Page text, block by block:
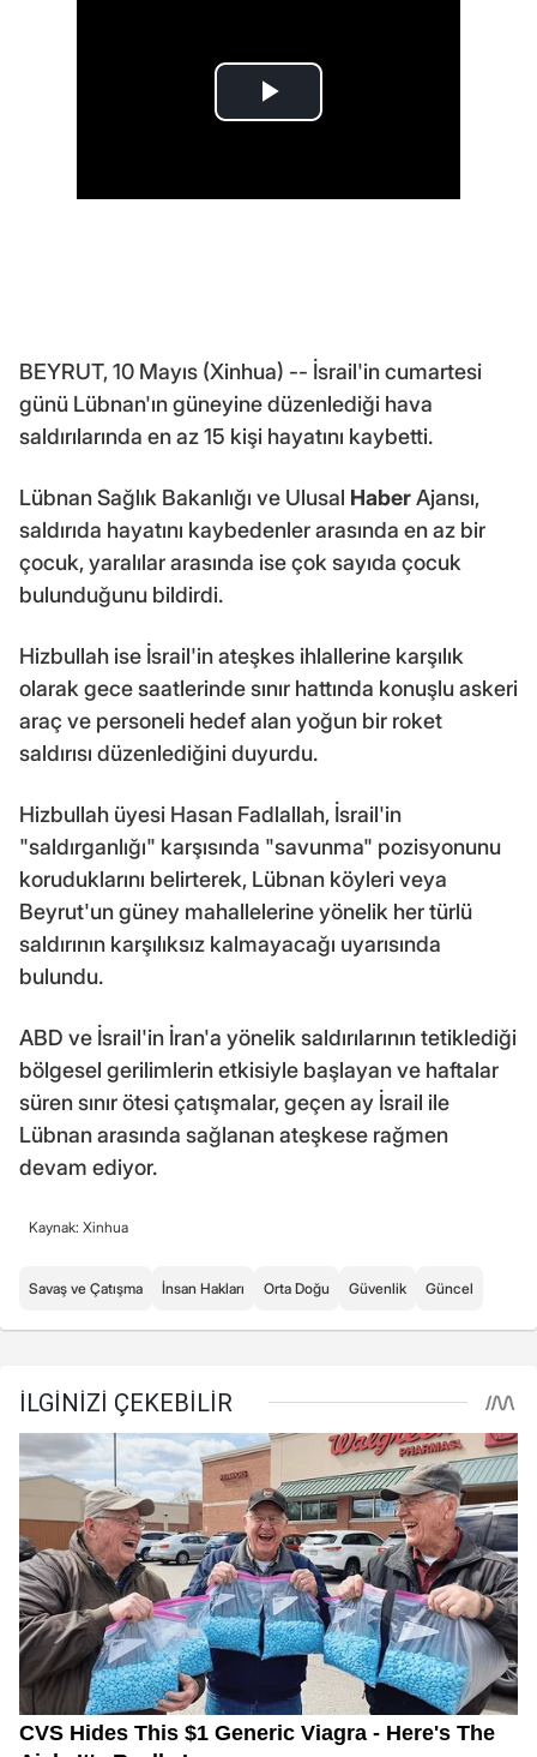
BEYRUT, 10 Mayıs (Xinhua) -- İsrail'in cumartesi
günü Lübnan'ın güneyine düzenlediği hava
saldırılarında en az 15 kişi hayatını kaybetti.
Lübnan Sağlık Bakanlığı ve Ulusal HaberAjansı,
saldırıda hayatını kaybedenler arasında en az bir
çocuk, yaralılar arasında ise çok sayıda çocuk
bulunduğunu bildirdi.
Hizbullah ise İsrail'in ateşkes ihlallerine karşılık
olarak gece saatlerinde sınır hattında konuşlu askeri
araç ve personeli hedef alan yoğun bir roket
saldırısı düzenlediğini duyurdu.
Hizbullah üyesi Hasan Fadlallah, İsrail'in
"saldırganlığı" karşısında "savunma" pozisyonunu
koruduklarını belirterek, Lübnan köyleri veya
Beyrut'un güney mahallelerine yönelik her türlü
saldırının karşılıksız kalmayacağı uyarısında
bulundu.
ABD ve İsrail'in İran'a yönelik saldırılarının tetiklediği
bölgesel gerilimlerin etkisiyle başlayan ve haftalar
süren sınır ötesi çatışmalar, geçen ay İsrail ile
Lübnan arasında sağlanan ateşkese rağmen
devam ediyor.
Kaynak: Xinhua
Savaş ve Çatışma İnsan Hakları Orta Doğu Güvenlik Güncel